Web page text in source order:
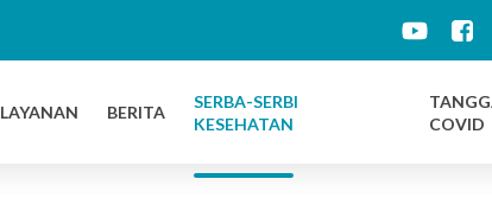
LAYANAN BERITA
SERBA-SERBI
KESEHATAN
COVID